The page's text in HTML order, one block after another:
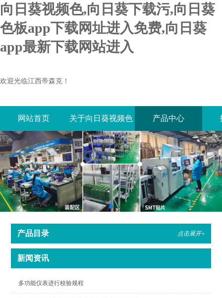
向日葵视频色,向日葵下载污,向日葵
色板app下载网址进入免费,向日葵
app最新下载网站进入
欢迎光临江西帝森克！
网站首页 关于向日葵视频色 产品中心
产品目录 点击展开+
新闻资讯
多功能仪表进行校验规程